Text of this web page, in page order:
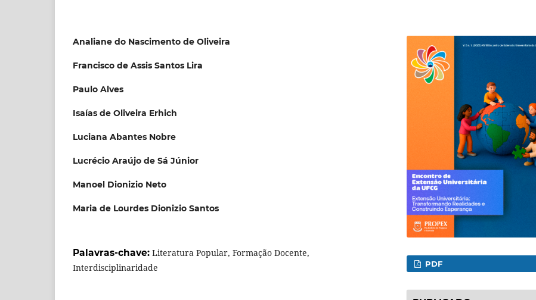
Analiane do Nascimento de Oliveira
Francisco de Assis Santos Lira
Paulo Alves
Isaías de Oliveira Erhich
Luciana Abantes Nobre
Lucrécio Araújo de Sá Júnior
Manoel Dionizio Neto
Maria de Lourdes Dionizio Santos
Palavras-chave: Literatura Popular, Formação Docente,
Interdisciplinaridade
PDF